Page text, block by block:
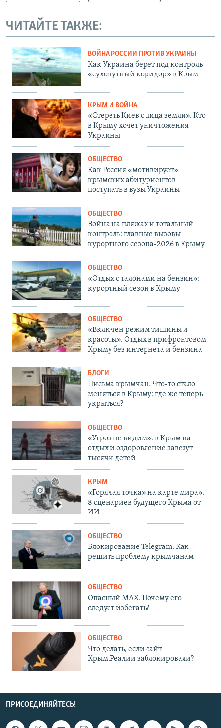
ЧИТАЙТЕ ТАКЖЕ:
ВОЙНА РОССИИ ПРОТИВ УКРАИНЫ
Как Украина берет под контроль
«сухопутный коридор» в Крым
КРЫМ И ВОЙНА
«Стереть Киев с лица земли». Кто
в Крыму хочет уничтожения
Украины
ОБЩЕСТВО
Как Россия «мотивирует»
крымских абитуриентов
поступать в вузы Украины
ОБЩЕСТВО
Война на пляжах и тотальный
контроль: главные вызовы
курортного сезона-2026 в Крыму
ОБЩЕСТВО
«Отдых с талонами на бензин»:
курортный сезон в Крыму
ОБЩЕСТВО
«Включен режим тишины и
красоты». Отдых в прифронтовом
Крыму без интернета и бензина
БЛОГИ
Письма крымчан. Что-то стало
меняться в Крыму: где же теперь
укрыться?
ОБЩЕСТВО
«Угроз не видим»: в Крым на
отдых и оздоровление завезут
тысячи детей
КРЫМ
«Горячая точка» на карте мира».
8 сценариев будущего Крыма от
ИИ
ОБЩЕСТВО
Блокирование Telegram. Как
решить проблему крымчанам
ОБЩЕСТВО
Опасный MAX. Почему его
следует избегать?
ОБЩЕСТВО
Что делать, если сайт
Крым.Реалии заблокировали?
ПРИСОЕДИНЯЙТЕСЬ!